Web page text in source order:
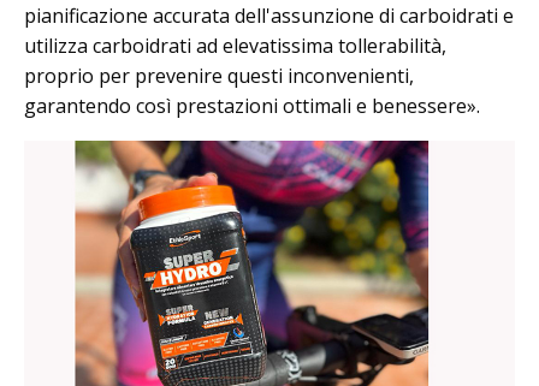
pianificazione accurata dell'assunzione di carboidrati e
utilizza carboidrati ad elevatissima tollerabilità,
proprio per prevenire questi inconvenienti,
garantendo così prestazioni ottimali e benessere».